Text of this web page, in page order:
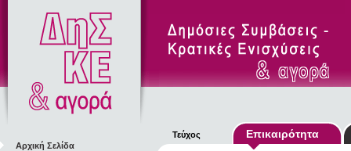
Αρχική Σελίδα
Τεύχος Επικαιρότητα